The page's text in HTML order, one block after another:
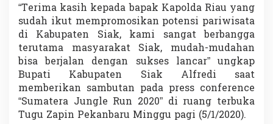
a
h
P
r
o
m
s
i
k
a
“Terima kasih kepada bapak Kapolda Riau yang
sudah ikut mempromosikan potensi pariwisata
di Kabupaten Siak, kami sangat berbangga
terutama masyarakat Siak, mudah-mudahan
bisa berjalan dengan sukses lancar” ungkap
Bupati Kabupaten Siak Alfredi saat
memberikan sambutan pada press conference
“Sumatera Jungle Run 2020” di ruang terbuka
Tugu Zapin Pekanbaru Minggu pagi (5/1/2020).